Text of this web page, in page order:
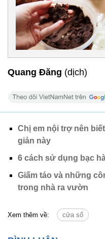
Quang Đăng (dịch)
Chị em nội trợ nên
giản này
6 cách sử dụng bạc
Giấm táo và những
trong nhà ra vườn
Xem thêm về: cửa sổ